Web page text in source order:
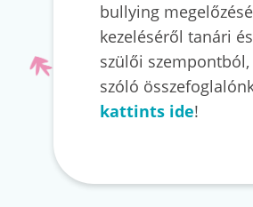
bullying
kezeléséről tanári és
szülői
szóló
kattints ide!